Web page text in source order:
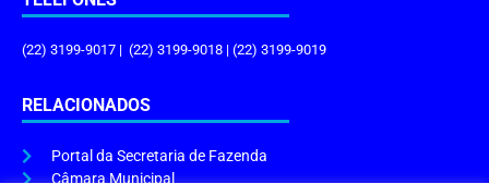
(22) 3199-9017 | (22) 3199-9018 | (22) 3199-9019
RELACIONADOS
Portal da Secretaria de Fazenda
Câmara Municipal